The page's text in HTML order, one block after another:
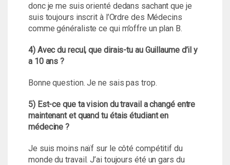
donc je me suis orienté dedans sachant que je
suis toujours inscrit à l’Ordre des Médecins
comme généraliste ce qui m’offre un plan B.
4) Avec du recul, que dirais-tu au Guillaume d’il y
a 10 ans ?
Bonne question. Je ne sais pas trop.
5) Est-ce que ta vision du travail a changé entre
maintenant et quand tu étais étudiant en
médecine ?
Je suis moins naïf sur le côté compétitif du
monde du travail. J’ai toujours été un gars du